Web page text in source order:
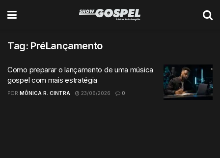
Tag: PréLançamento
Como preparar o lançamento de uma música
gospel com mais estratégia
POR MÔNICA R. CINTRA 23/06/2026 0